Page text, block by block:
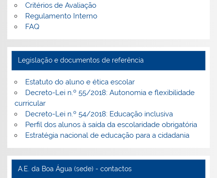
Critérios de Avaliação
Regulamento Interno
FAQ
Legislação e documentos de referência
Estatuto do aluno e ética escolar
Decreto-Lei n.º 55/2018: Autonomia e flexibilidade
curricular
Decreto-Lei n.º 54/2018: Educação inclusiva
Perfil dos alunos à saída da escolaridade obrigatória
Estratégia nacional de educação para a cidadania
A.E. da Boa Água (sede) - contactos